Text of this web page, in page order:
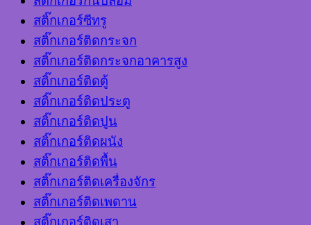
สติ๊กเกอร์ซีทรู
สติ๊กเกอร์ติดกระจก
สติ๊กเกอร์ติดกระจกอาคารสูง
สติ๊กเกอร์ติดตู้
สติ๊กเกอร์ติดประตู
สติ๊กเกอร์ติดปูน
สติ๊กเกอร์ติดผนัง
สติ๊กเกอร์ติดพื้น
สติ๊กเกอร์ติดเครื่องจักร
สติ๊กเกอร์ติดเพดาน
สติ๊กเกอร์ติดเสา